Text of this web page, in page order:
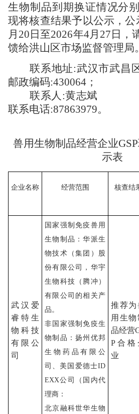
生物制品到期换证情况分
现将核查结果予以公示，公
月20日至2026年4月27日，
馈给洪山区市场监督管理局。
联系地址:武汉市武昌
邮政编码:430064 ；
联系人 :黄志斌
联系电话:87863979。
兽用生物制品经营企业
示表
企业名称 经营范围 核查结
武汉爱
睿特生
物科技
有限公
司
国家强制免疫兽用
生物制品：华派生
物技术（集团）股
份有限公司，华宇
生物科技（腾冲）
有限公司的相关产
品。
非国家强制免疫生
物制品：扬州优邦
生物药品有限公
司、美国爱德士ID
EXX公司（国内代
理商：
北京融科世华生物
推荐为
用生物
品经营
P合格
业